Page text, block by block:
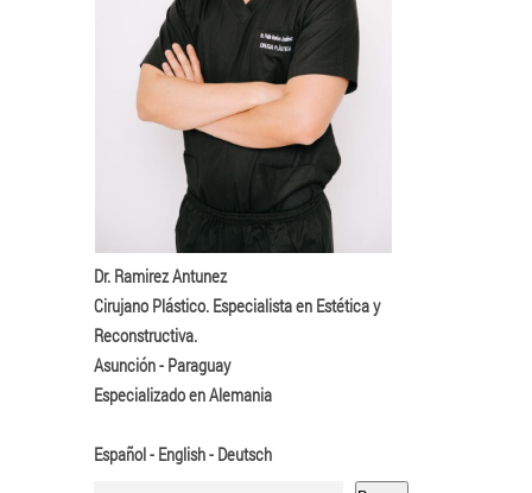
Dr. Ramirez Antunez
Cirujano Plástico. Especialista en Estética y
Reconstructiva.
Asunción - Paraguay
Especializado en Alemania
Español - English - Deutsch